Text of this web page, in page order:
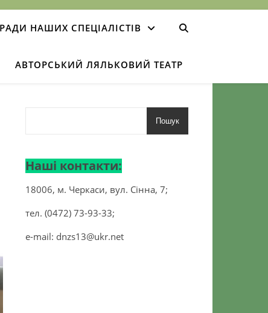
НАШИХ СПЕЦІАЛІСТІВ
АВТОРСЬКИЙ ЛЯЛЬКОВИЙ ТЕАТР
Пошук
Наші контакти:
18006, м. Черкаси, вул. Сінна, 7;
тел. (0472) 73-93-33;
e-mail: dnzs13@ukr.net